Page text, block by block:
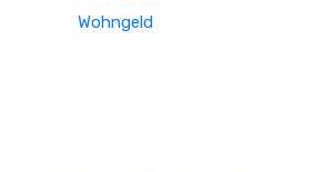
Wohngeld